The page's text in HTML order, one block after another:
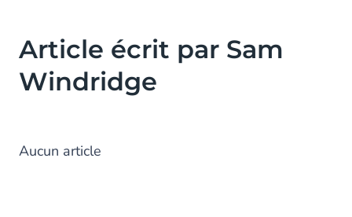
Article écrit par Sam
Windridge
Aucun article